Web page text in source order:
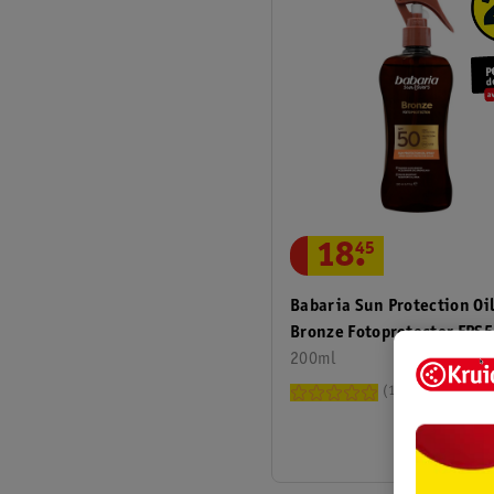
Babaria Sun Protection
Bronze Fotoprotector
200ml
18.
45
1